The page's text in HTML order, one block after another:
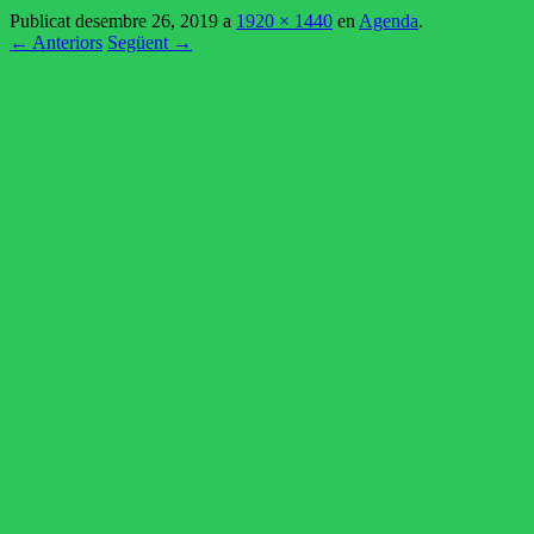
Publicat desembre 26, 2019 a 1920 × 1440 en Agenda.
← Anteriors Següent →